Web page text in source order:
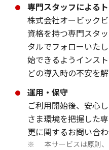
専門スタッフによる
株式会社オービック
資格を持つ専門スタ
タルでフォローいた
始できるようインス
どの導入時の不安を解
運用・保守
ご利用開始後、安心
さま環境を把握した
更に関するお問い合
※
本サービスは原則